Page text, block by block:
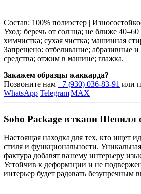
Состав: 100% полиэстер |
Уход: беречь от солнца; не ближе 40–60
химчистка; сухая чистка; машинная
Запрещено: отбеливание; абразивные
средства; отжим в машине; глажка.
Закажем образцы жаккарда?
Позвоните нам +7 (930) 036-83-91 или
WhatsApp Telegram MAX
Soho Package в ткани Шенилл
Настоящая находка для тех, кто ищет
стиля и функциональности.
фактура добавят вашему интерьеру
Устойчив к деформации и не
интерьер будет радовать безупречным